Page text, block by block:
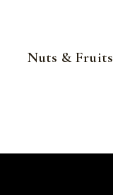
Nuts & Fruits